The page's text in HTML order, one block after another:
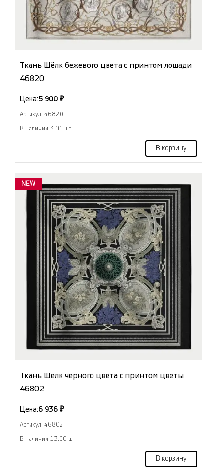
Ткань Шёлк бежевого цвета с принтом лошади
46820
Цена:5 900 ₽
Артикул: 46820
В наличии 3.00 шт
В корзину
NEW
Ткань Шёлк чёрного цвета с принтом цветы
46802
Цена:6 936 ₽
Артикул: 46802
В наличии 13.00 шт
В корзину